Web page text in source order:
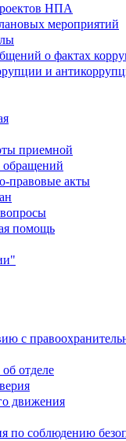
НПА
мероприятий
о фактах
и
приемной
обращений
правовые акты
помощь
с
отделе
движения
по соблюдению